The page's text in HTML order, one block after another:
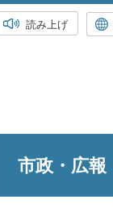
読み上げ
市政・広報